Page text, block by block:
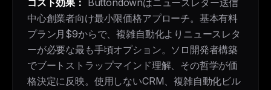
コスト効果： Buttondownはニュースレター送信
中心創業者向け最小限価格アプローチ。基本有料
プラン月$9からで、複雑自動化よりニュースレタ
ーが必要な最も手頃オプション。ソロ開発者構築
でブートストラップマインド理解、その哲学が価
格決定に反映。使用しないCRM、複雑自動化ビル